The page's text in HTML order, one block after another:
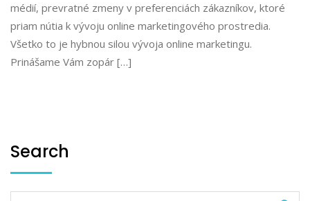
médií, prevratné zmeny v preferenciách zákazníkov, ktoré
priam nútia k vývoju online marketingového prostredia.
Všetko to je hybnou silou vývoja online marketingu.
Prinášame Vám zopár […]
Search